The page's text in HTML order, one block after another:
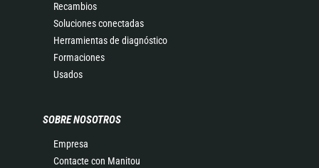
Recambios
Soluciones conectadas
Herramientas de diagnóstico
Formaciones
Usados
SOBRE NOSOTROS
Empresa
Contacte con Manitou